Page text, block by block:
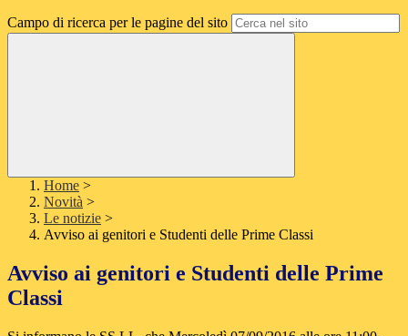
Campo di ricerca per le pagine del sito
Home >
Novità >
Le notizie >
Avviso ai genitori e Studenti delle Prime Classi
Avviso ai genitori e Studenti delle Prime
Classi